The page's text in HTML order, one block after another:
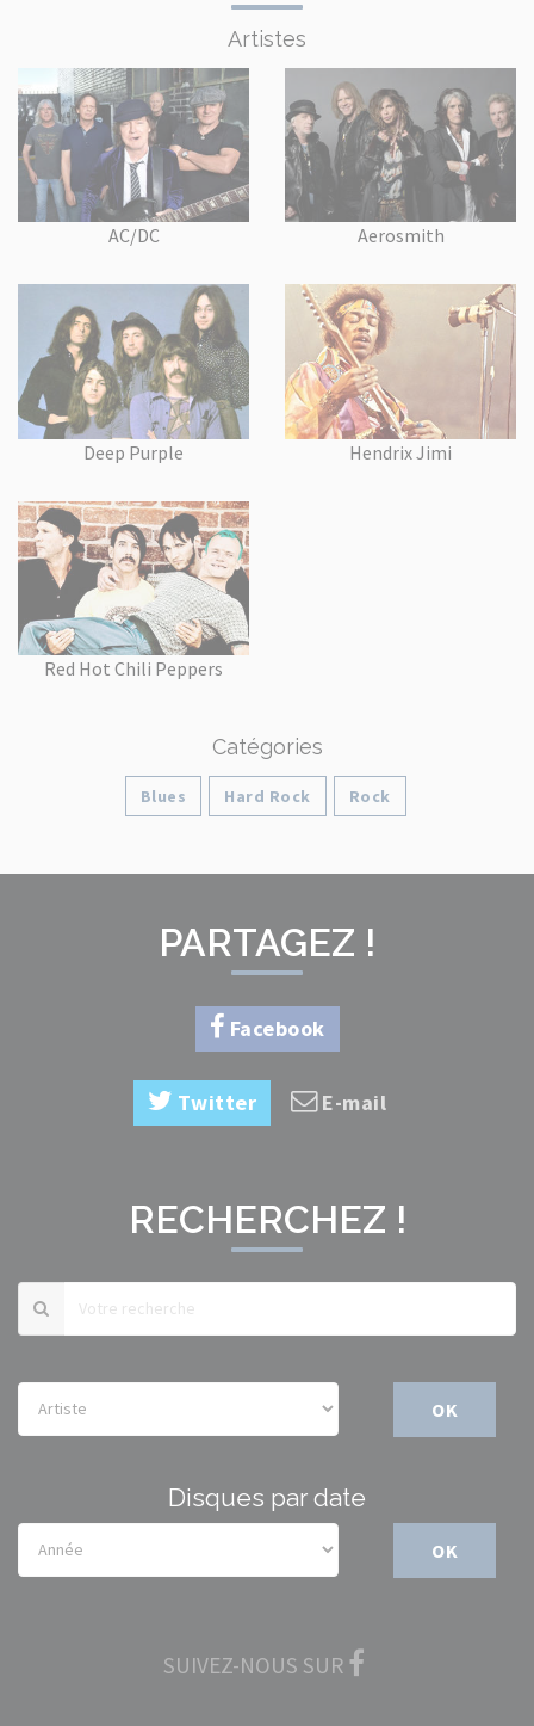
Artistes
AC/DC Aerosmith
Deep Purple Hendrix Jimi
Red Hot Chili Peppers
Catégories
Blues Hard Rock Rock
PARTAGEZ !
Facebook
Twitter E-mail
RECHERCHEZ !
OK
Disques par date
OK
SUIVEZ-NOUS SUR